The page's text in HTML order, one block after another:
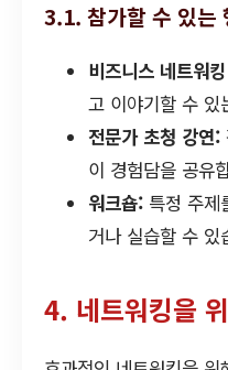
3.1. 참가할 수 있는
비즈니스 네트워
고 이야기할 수 있
전문가 초청 강연:
이 경험담을 공유
워크숍: 특정 주제
거나 실습할 수 있
4. 네트워킹을